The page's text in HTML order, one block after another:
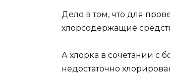
Дело в том, что для
хлорсодержащие
А хлорка в сочетании с
недостаточно